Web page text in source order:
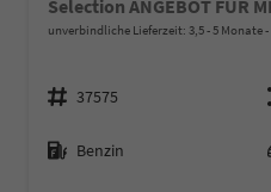
unverbindliche Lieferzeit: 3,5 - 5 Monate
Fahrzeugnr.
37575
Kraftstoff
Benzin